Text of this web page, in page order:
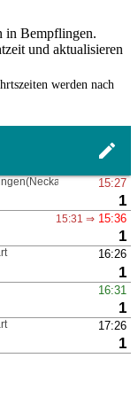
in Bempflingen.
und aktualisieren
werden nach